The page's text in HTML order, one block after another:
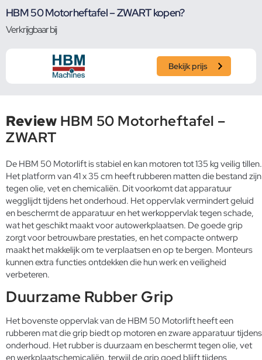
HBM 50 Motorheftafel – ZWART kopen?
Verkrijgbaar bij
Bekijk prijs
Review HBM 50 Motorheftafel –
ZWART
De HBM 50 Motorlift is stabiel en kan motoren tot 135 kg veilig tillen.
Het platform van 41 x 35 cm heeft rubberen matten die bestand zijn
tegen olie, vet en chemicaliën. Dit voorkomt dat apparatuur
wegglijdt tijdens het onderhoud. Het oppervlak vermindert geluid
en beschermt de apparatuur en het werkoppervlak tegen schade,
wat het geschikt maakt voor autowerkplaatsen. De goede grip
zorgt voor betrouwbare prestaties, en het compacte ontwerp
maakt het makkelijk om te verplaatsen en op te bergen. Monteurs
kunnen extra functies ontdekken die hun werk en veiligheid
verbeteren.
Duurzame Rubber Grip
Het bovenste oppervlak van de HBM 50 Motorlift heeft een
rubberen mat die grip biedt op motoren en zware apparatuur tijdens
onderhoud. Het rubber is duurzaam en beschermt tegen olie, vet